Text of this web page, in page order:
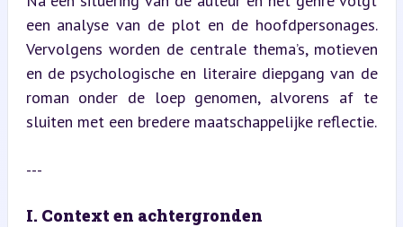
een analyse van de plot en de hoofdpersonages.
Vervolgens worden de centrale thema’s, motieven
en de psychologische en literaire diepgang van de
roman onder de loep genomen, alvorens af te
sluiten met een bredere maatschappelijke reflectie.
---
I. Context en achtergronden